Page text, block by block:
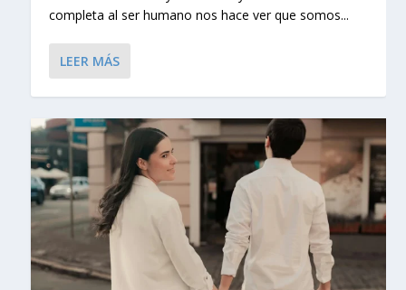
completa al ser humano nos hace ver que somos...
LEER MÁS